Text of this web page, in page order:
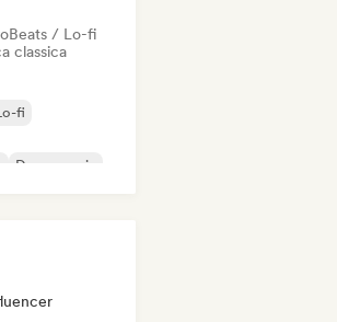
Beats / Lo-fi
classica
fi
Dance music